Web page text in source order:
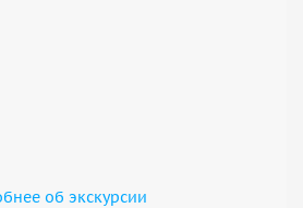
об экскурсии